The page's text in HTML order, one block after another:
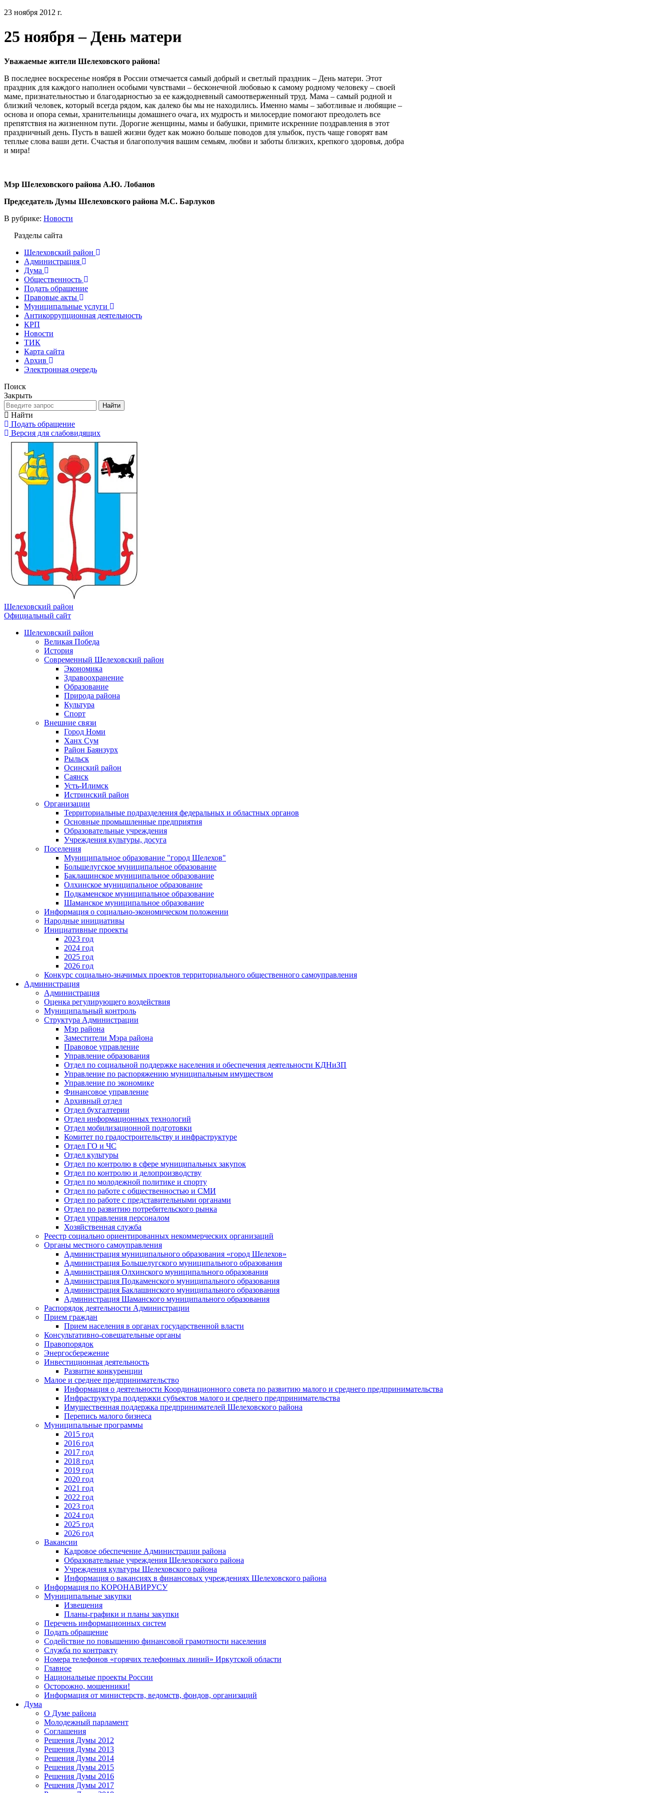
23 ноября 2012 г.
25 ноября – День матери
Уважаемые жители Шелеховского района!
В последнее воскресенье ноября в России отмечается самый добрый и светлый праздник – День матери. Этот
праздник для каждого наполнен особыми чувствами – бесконечной любовью к самому родному человеку – своей
маме, признательностью и благодарностью за ее каждодневный самоотверженный труд. Мама – самый родной и
близкий человек, который всегда рядом, как далеко бы мы не находились. Именно мамы – заботливые и любящие –
основа и опора семьи, хранительницы домашнего очага, их мудрость и милосердие помогают преодолеть все
препятствия на жизненном пути. Дорогие женщины, мамы и бабушки, примите искренние поздравления в этот
праздничный день. Пусть в вашей жизни будет как можно больше поводов для улыбок, пусть чаще говорят вам
теплые слова ваши дети. Счастья и благополучия вашим семьям, любви и заботы близких, крепкого здоровья, добра
и мира!
Мэр Шелеховского района А.Ю. Лобанов
Председатель Думы Шелеховского района М.С. Барлуков
В рубрике: Новости
Разделы сайта
Шелеховский район
Администрация
Дума
Общественность
Подать обращение
Правовые акты
Муниципальные услуги
Антикоррупционная деятельность
КРП
Новости
ТИК
Карта сайта
Архив
Электронная очередь
Поиск
Закрыть
Найти
Найти
Подать обращение
Версия для слабовидящих
Шелеховский район
Официальный сайт
Шелеховский район
Великая Победа
История
Современный Шелеховский район
Экономика
Здравоохранение
Образование
Природа района
Культура
Спорт
Внешние связи
Город Номи
Ханх Сум
Район Баянзурх
Рыльск
Осинский район
Саянск
Усть-Илимск
Истринский район
Организации
Территориальные подразделения федеральных и областных органов
Основные промышленные предприятия
Образовательные учреждения
Учреждения культуры, досуга
Поселения
Муниципальное образование "город Шелехов"
Большелугское муниципальное образование
Баклашинское муниципальное образование
Олхинское муниципальное образование
Подкаменское муниципальное образование
Шаманское муниципальное образование
Информация о социально-экономическом положении
Народные инициативы
Инициативные проекты
2023 год
2024 год
2025 год
2026 год
Конкурс социально-значимых проектов территориального общественного самоуправления
Администрация
Администрация
Оценка регулирующего воздействия
Муниципальный контроль
Структура Администрации
Мэр района
Заместители Мэра района
Правовое управление
Управление образования
Отдел по социальной поддержке населения и обеспечения деятельности КДНиЗП
Управление по распоряжению муниципальным имуществом
Управление по экономике
Финансовое управление
Архивный отдел
Отдел бухгалтерии
Отдел информационных технологий
Отдел мобилизационной подготовки
Комитет по градостроительству и инфраструктуре
Отдел ГО и ЧС
Отдел культуры
Отдел по контролю в сфере муниципальных закупок
Отдел по контролю и делопроизводству
Отдел по молодежной политике и спорту
Отдел по работе с общественностью и СМИ
Отдел по работе с представительными органами
Отдел по развитию потребительского рынка
Отдел управления персоналом
Хозяйственная служба
Реестр социально ориентированных некоммерческих организаций
Органы местного самоуправления
Администрация муниципального образования «город Шелехов»
Администрация Большелугского муниципального образования
Администрация Олхинского муниципального образования
Администрация Подкаменского муниципального образования
Администрация Баклашинского муниципального образования
Администрация Шаманского муниципального образования
Распорядок деятельности Администрации
Прием граждан
Прием населения в органах государственной власти
Консультативно-совещательные органы
Правопорядок
Энергосбережение
Инвестиционная деятельность
Развитие конкуренции
Малое и среднее предпринимательство
Информация о деятельности Координационного совета по развитию малого и среднего предпринимательства
Инфраструктура поддержки субъектов малого и среднего предпринимательства
Имущественная поддержка предпринимателей Шелеховского района
Перепись малого бизнеса
Муниципальные программы
2015 год
2016 год
2017 год
2018 год
2019 год
2020 год
2021 год
2022 год
2023 год
2024 год
2025 год
2026 год
Вакансии
Кадровое обеспечение Администрации района
Образовательные учреждения Шелеховского района
Учреждения культуры Шелеховского района
Информация о вакансиях в финансовых учреждениях Шелеховского района
Информация по КОРОНАВИРУСУ
Муниципальные закупки
Извещения
Планы-графики и планы закупки
Перечень информационных систем
Подать обращение
Содействие по повышению финансовой грамотности населения
Служба по контракту
Номера телефонов «горячих телефонных линий» Иркутской области
Главное
Национальные проекты России
Осторожно, мошенники!
Информация от министерств, ведомств, фондов, организаций
Дума
О Думе района
Молодежный парламент
Соглашения
Решения Думы 2012
Решения Думы 2013
Решения Думы 2014
Решения Думы 2015
Решения Думы 2016
Решения Думы 2017